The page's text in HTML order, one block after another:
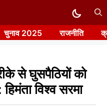
चुनाव 2025 राजनीति
से घुसपैठियों को
विश्व सरमा